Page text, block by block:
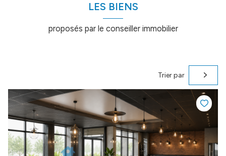
LES BIENS
proposés par le conseiller immobilier
Trier par